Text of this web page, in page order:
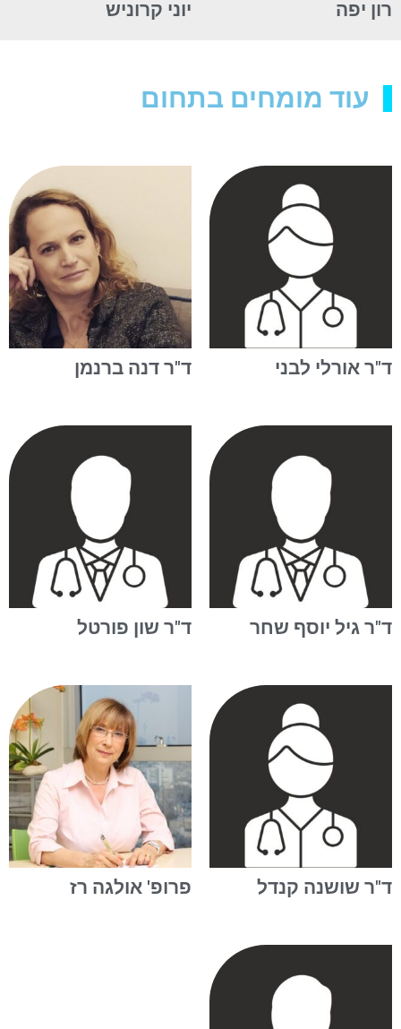
רון יפה יוני קרוניש
עוד מומחים בתחום
ד"ר אורלי לבני ד"ר דנה ברנמן
ד"ר גיל יוסף שחר ד"ר שון פורטל
ד"ר שושנה קנדל פרופ' אולגה רז